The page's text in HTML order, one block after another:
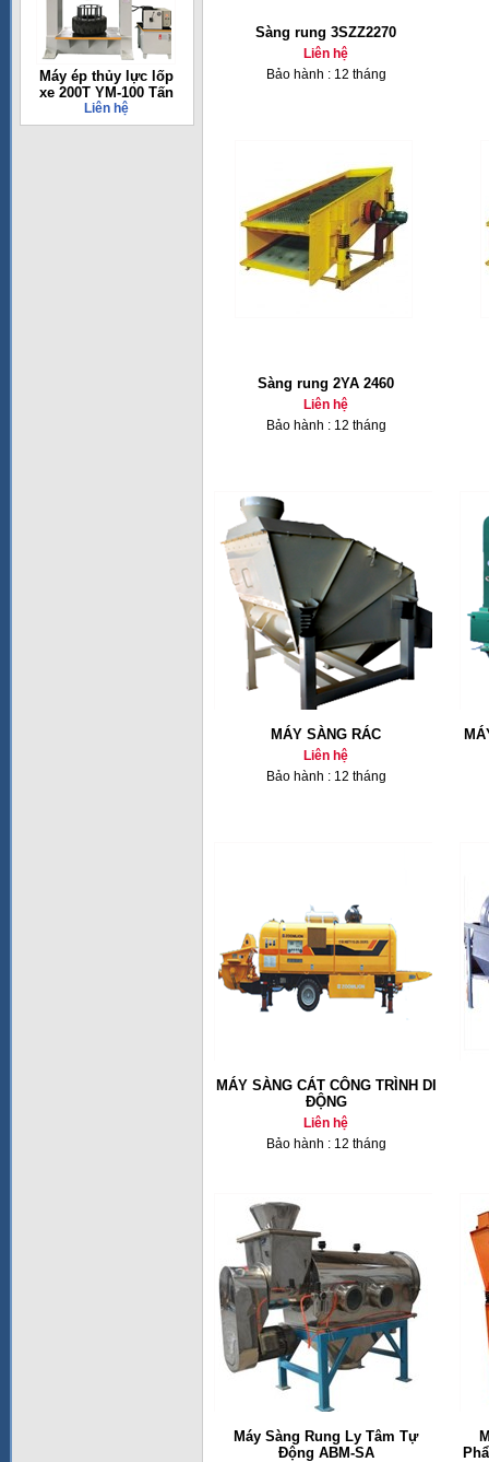
Máy ép thủy lực lốp
xe 200T YM-100 Tấn
Liên hệ
Sàng rung 3SZZ2270
Liên hệ
Bảo hành : 12 tháng
Sàng rung 2YA 2460
Liên hệ
Bảo hành : 12 tháng
MÁY SÀNG RÁC
Liên hệ
Bảo hành : 12 tháng
MÁY SÀNG CÁT CÔNG TRÌNH DI
ĐỘNG
Liên hệ
Bảo hành : 12 tháng
Máy Sàng Rung Ly Tâm Tự
Động ABM-SA